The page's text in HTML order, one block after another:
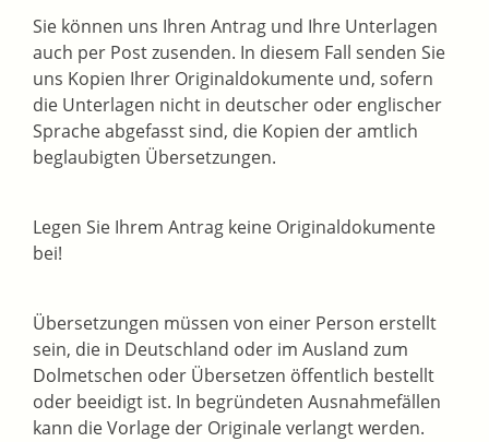
Sie können uns Ihren Antrag und Ihre Unterlagen
auch per Post zusenden. In diesem Fall senden Sie
uns Kopien Ihrer Originaldokumente und, sofern
die Unterlagen nicht in deutscher oder englischer
Sprache abgefasst sind, die Kopien der amtlich
beglaubigten Übersetzungen.
Legen Sie Ihrem Antrag keine Originaldokumente
bei!
Übersetzungen müssen von einer Person erstellt
sein, die in Deutschland oder im Ausland zum
Dolmetschen oder Übersetzen öffentlich bestellt
oder beeidigt ist. In begründeten Ausnahmefällen
kann die Vorlage der Originale verlangt werden.